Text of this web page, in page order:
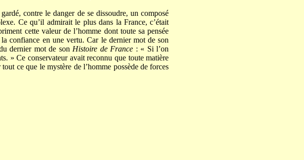
contre le danger de se dissoudre, un composé
Ce qu’il admirait le plus dans la France, c’était
cette valeur de l’homme dont toute sa pensée
confiance en une vertu. Car le dernier mot de son
dernier mot de son Histoire de France : « Si l’on
» Ce conservateur avait reconnu que toute matière
ce que le mystère de l’homme possède de forces